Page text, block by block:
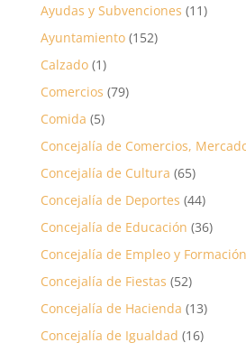
Ayudas y Subvenciones (11)
Ayuntamiento(152)
Calzado(1)
Comercios (79)
Comida (5)
Concejalía de Comercios,
Concejalía de Cultura (65)
Concejalía de Deportes (44)
Concejalía de Educación (36)
Concejalía de Empleo y Formación
Concejalía de Fiestas (52)
Concejalía de Hacienda (13)
Concejalía de Igualdad (16)